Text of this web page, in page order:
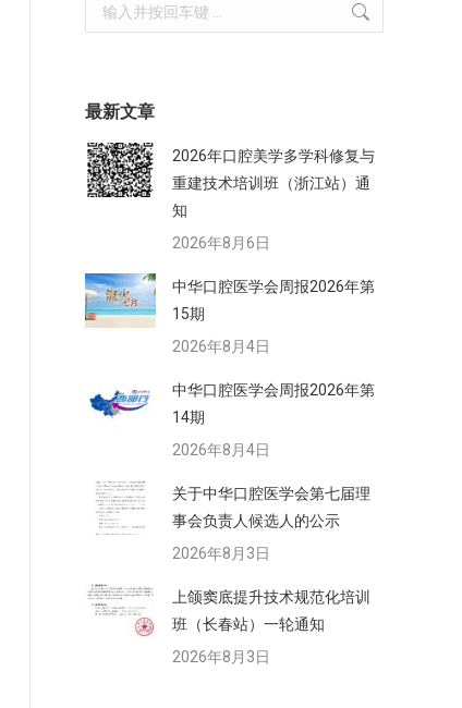
最新文章
2026年口腔美学多学科修复与
重建技术培训班（浙江站）通
知
2026年8月6日
中华口腔医学会周报2026年第
15期
2026年8月4日
中华口腔医学会周报2026年第
14期
2026年8月4日
关于中华口腔医学会第七届理
事会负责人候选人的公示
2026年8月3日
上颌窦底提升技术规范化培训
班（长春站）一轮通知
2026年8月3日